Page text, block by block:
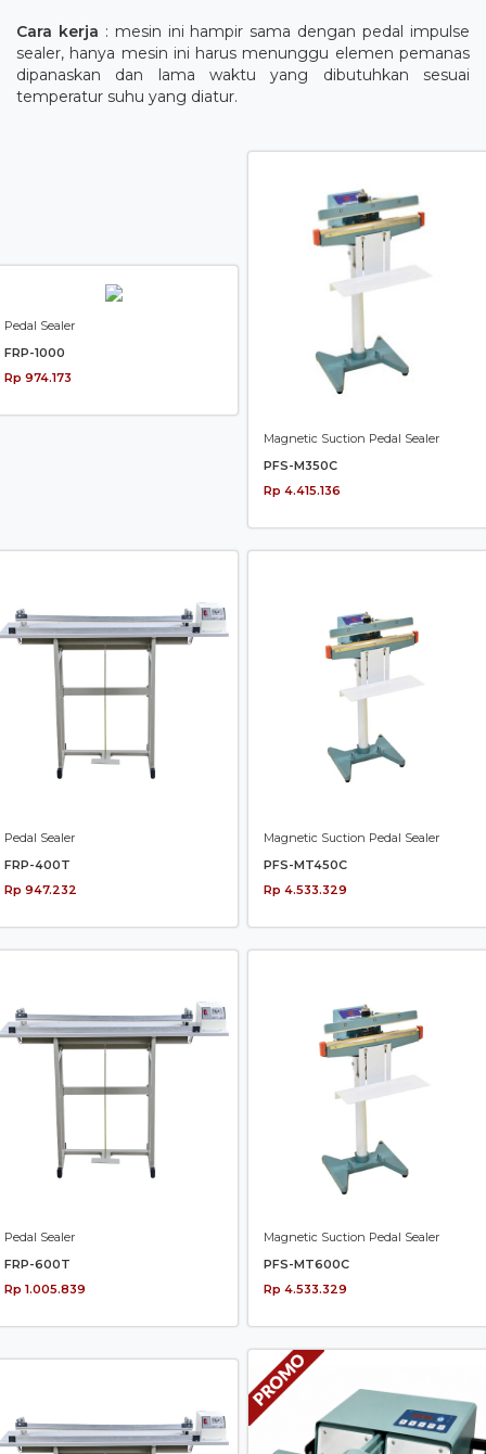
Cara kerja : mesin ini hampir sama dengan pedal impulse
sealer, hanya mesin ini harus menunggu elemen pemanas
dipanaskan dan lama waktu yang dibutuhkan sesuai
temperatur suhu yang diatur.
Pedal Sealer
FRP-1000
Rp 974.173
Magnetic Suction Pedal Sealer
PFS-M350C
Rp 4.415.136
Pedal Sealer
FRP-400T
Rp 947.232
Magnetic Suction Pedal Sealer
PFS-MT450C
Rp 4.533.329
Pedal Sealer
FRP-600T
Rp 1.005.839
Magnetic Suction Pedal Sealer
PFS-MT600C
Rp 4.533.329